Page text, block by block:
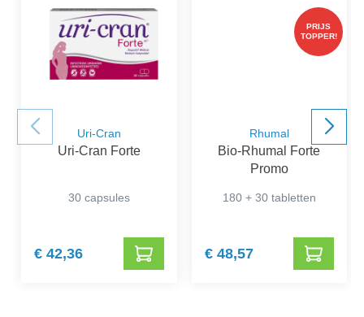
Uri-Cran
Uri-Cran Forte
30 capsules
€ 42,36
PRIJS
TOPPER!
Rhumal
Bio-Rhumal Forte
Promo
180 + 30 tabletten
€ 48,57